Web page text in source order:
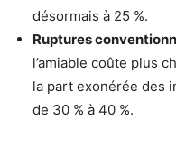
désormais à 25 %.
Ruptures
l’amiable coûte plus
la part exonérée des
de 30 % à 40 %.